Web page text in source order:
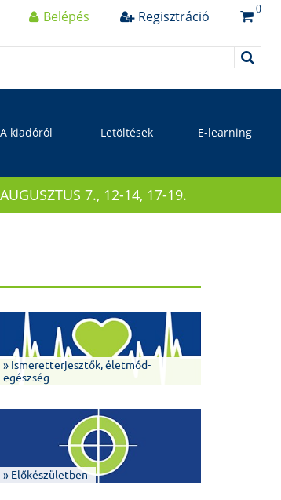
Belépés Regisztráció 0
A kiadóról Letöltések E-learning
7., 12-14, 17-19.
» Ismeretterjesztők, életmód-
egészség
» Előkészületben